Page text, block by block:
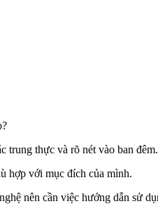
trung thực và rõ nét vào ban đêm.
hợp với mục đích của mình.
nên cần việc hướng dẫn sử